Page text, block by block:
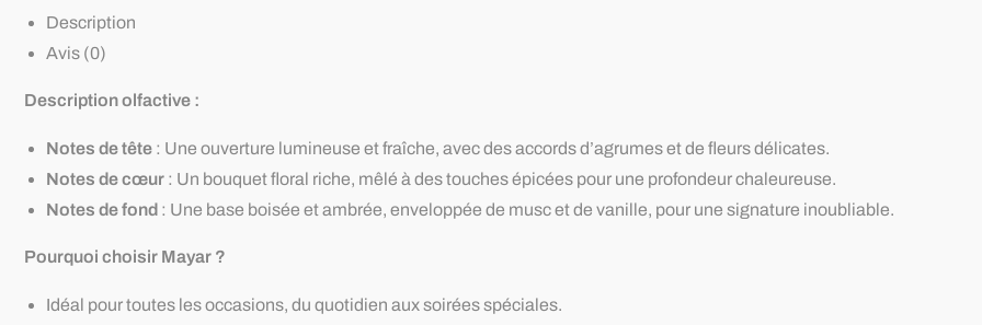
Description
Avis (0)
Description olfactive :
Notes de tête : Une ouverture lumineuse et fraîche, avec des accords d’agrumes et de fleurs délicates.
Notes de cœur : Un bouquet floral riche, mêlé à des touches épicées pour une profondeur chaleureuse.
Notes de fond : Une base boisée et ambrée, enveloppée de musc et de vanille, pour une signature inoubliable.
Pourquoi choisir Mayar ?
Idéal pour toutes les occasions, du quotidien aux soirées spéciales.